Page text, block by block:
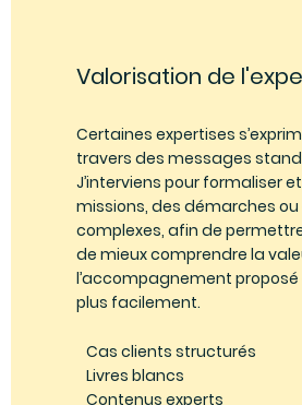
Valorisation de
Certaines expertises
travers des messages
J’interviens pour formaliser
missions, des démarches
complexes, afin de
de mieux comprendre la
l’accompagnement
plus facilement.
Cas clients structurés
Livres blancs
Contenus experts